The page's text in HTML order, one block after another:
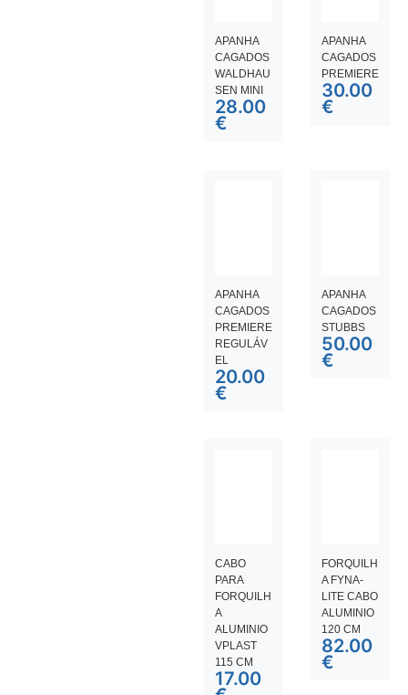
APANHA
CAGADOS
WALDHAU
SEN MINI
28.00
€
APANHA
CAGADOS
PREMIERE
30.00
€
APANHA
CAGADOS
PREMIERE
REGULÁV
EL
20.00
€
APANHA
CAGADOS
STUBBS
50.00
€
CABO
PARA
FORQUILH
A
ALUMINIO
VPLAST
115 CM
17.00
FORQUILH
A FYNA-
LITE CABO
ALUMINIO
120 CM
82.00
€